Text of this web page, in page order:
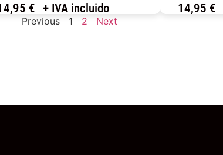
€ + IVA incluido
COMPRAR
14,95 €
Previous 1 2 Next